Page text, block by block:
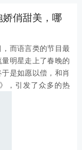
俏甜美，哪
而语言类的节目最
明星走上了春晚的
是如愿以偿，和肖
，引发了众多的热